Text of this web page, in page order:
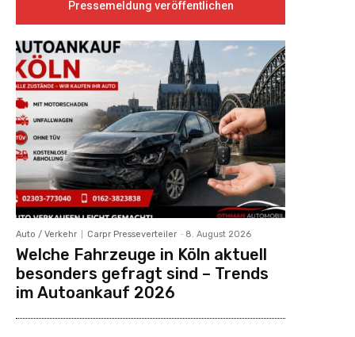
Pressemeldung veröffentlichen
Auto / Verkehr Carpr Presseverteiler - 8. August 2026
Welche Fahrzeuge in Köln aktuell
besonders gefragt sind – Trends
im Autoankauf 2026